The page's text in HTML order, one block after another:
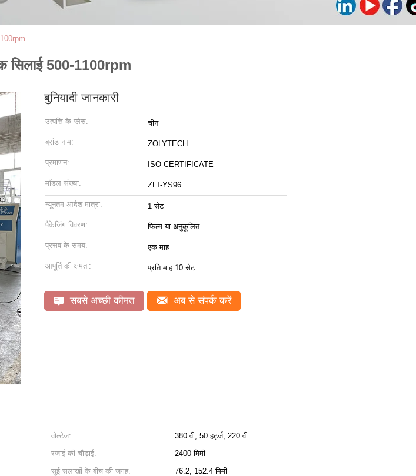
सिलाई 500-1100rpm
बुनियादी जानकारी
उत्पत्ति के प्लेस: चीन
ब्रांड नाम: ZOLYTECH
प्रमाणन: ISO CERTIFICATE
मॉडल संख्या: ZLT-YS96
न्यूनतम आदेश मात्रा: 1 सेट
पैकेजिंग विवरण: फिल्म या अनुकूलित
प्रसव के समय: एक माह
आपूर्ति की क्षमता: प्रति माह 10 सेट
सबसे अच्छी कीमत अब से संपर्क करें
वोल्टेज:
380 वी, 50 हर्ट्ज, 220 वी
रजाई की चौड़ाई:
2400 मिमी
सुई सलाखों के बीच की जगह:
76.2, 152.4 मिमी